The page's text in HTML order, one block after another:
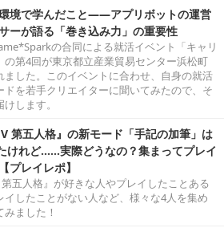
境で学んだこと――アプリボットの運営
ーが語る「巻き込み力」の重要性
の合同による就活イベント「キャリ
の第4回が東京都立産業貿易センター浜松町
ました。このイベントに合わせ、自身の就活
ドを若手クリエイターに聞いてみたので、そ
します。
第五人格』の新モード「手記の加筆」は
けれど……実際どうなの？集まってプレイ
プレイレポ】
第五人格』が好きな人やプレイしたことある
イしたことがない人など、様々な4人を集め
ました！